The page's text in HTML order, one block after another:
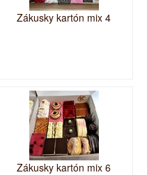
Zákusky kartón mix 4
Zákusky kartón mix 6